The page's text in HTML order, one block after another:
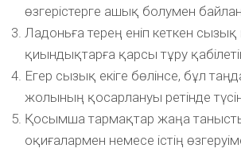
өзгерістерге ашық болумен
Ладоньға терең еніп кеткен сызық
қиындықтарға қарсы тұру қабілетін
Егер сызық екіге бөлінсе, бұл
жолының қосарлануы ретінде
Қосымша тармақтар жаңа
оқиғалармен немесе істің